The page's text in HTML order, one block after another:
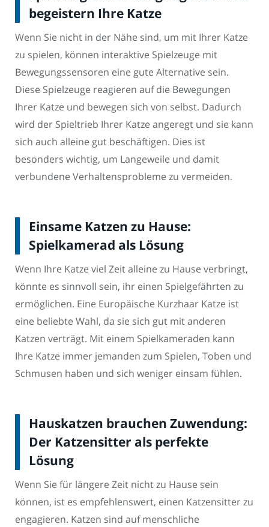
begeistern Ihre Katze
Wenn Sie nicht in der Nähe sind, um mit Ihrer Katze
zu spielen, können interaktive Spielzeuge mit
Bewegungssensoren eine gute Alternative sein.
Diese Spielzeuge reagieren auf die Bewegungen
Ihrer Katze und bewegen sich von selbst. Dadurch
wird der Spieltrieb Ihrer Katze angeregt und sie kann
sich auch alleine gut beschäftigen. Dies ist
besonders wichtig, um Langeweile und damit
verbundene Verhaltensprobleme zu vermeiden.
Einsame Katzen zu Hause:
Spielkamerad als Lösung
Wenn Ihre Katze viel Zeit alleine zu Hause verbringt,
könnte es sinnvoll sein, ihr einen Spielgefährten zu
ermöglichen. Eine Europäische Kurzhaar Katze ist
eine beliebte Wahl, da sie sich gut mit anderen
Katzen verträgt. Mit einem Spielkameraden kann
Ihre Katze immer jemanden zum Spielen, Toben und
Schmusen haben und sich weniger einsam fühlen.
Hauskatzen brauchen Zuwendung:
Der Katzensitter als perfekte
Lösung
Wenn Sie für längere Zeit nicht zu Hause sein
können, ist es empfehlenswert, einen Katzensitter zu
engagieren. Katzen sind auf menschliche